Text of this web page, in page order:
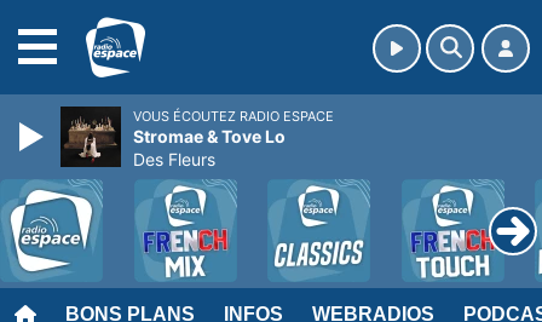
BONS PLANS INFOS WEBRADIOS
VOUS ÉCOUTEZ RADIO ESPACE
Stromae & Tove Lo
Des Fleurs